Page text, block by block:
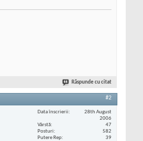
Răspunde cu citat
#2
Data înscrierii
28th August
2006
Vârstă
47
Posturi
582
Putere Rep
39